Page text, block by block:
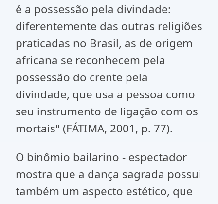
é a possessão pela divindade:
diferentemente das outras religiões
praticadas no Brasil, as de origem
africana se reconhecem pela
possessão do crente pela
divindade, que usa a pessoa como
seu instrumento de ligação com os
mortais" (FÁTIMA, 2001, p. 77).
O binômio bailarino - espectador
mostra que a dança sagrada possui
também um aspecto estético, que